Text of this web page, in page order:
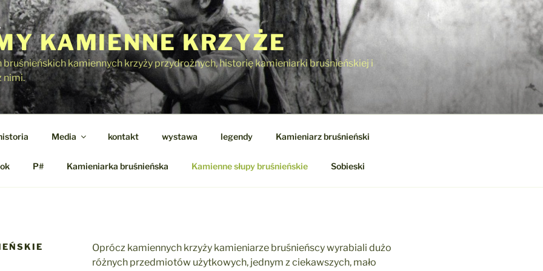
KAMIENNE KRZYŻE
kamiennych krzyży przydrożnych, historię kamieniarki bruśnieńskiej i
nimi.
Media kontakt wystawa legendy Kamieniarz bruśnieński
P# Kamieniarka bruśnieńska Kamienne słupy bruśnieńskie Sobieski
Oprócz kamiennych krzyży kamieniarze bruśnieńscy wyrabiali dużo
różnych przedmiotów użytkowych, jednym z ciekawszych, mało